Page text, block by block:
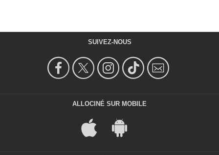
SUIVEZ-NOUS
ALLOCINÉ SUR MOBILE